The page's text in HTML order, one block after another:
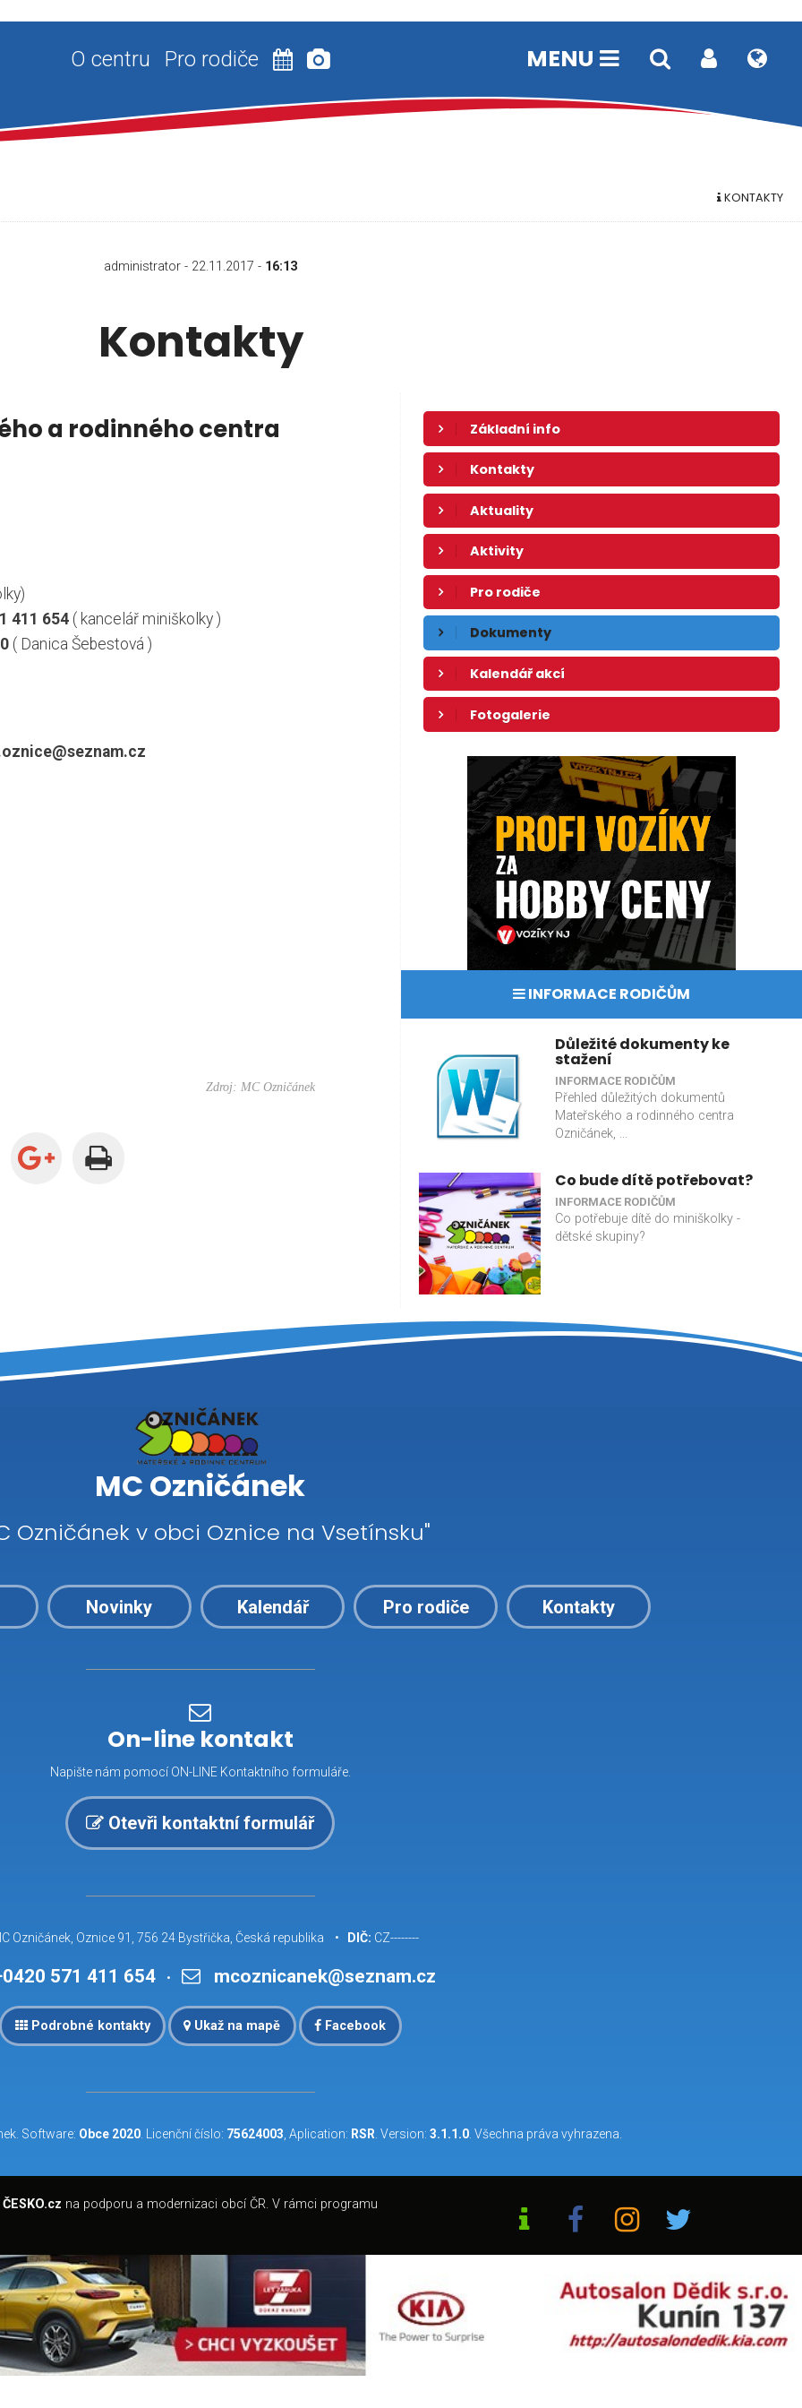
O centru Pro rodiče MENU
KONTAKTY
administrator - 22.11.2017 - 16:13
Kontakty
a rodinného centra
411 654( kancelář miniškolky )
( Danica Šebestová )
Zdroj: MC Ozničánek
Základní info
Kontakty
Aktuality
Aktivity
Pro rodiče
Dokumenty
Kalendář akcí
Fotogalerie
INFORMACE RODIČŮM
Důležité dokumenty ke
stažení
INFORMACE RODIČŮM
Přehled důležitých dokumentů
Mateřského a rodinného centra
Ozničánek, ...
Co bude dítě potřebovat?
INFORMACE RODIČŮM
Co potřebuje dítě do miniškolky -
dětské skupiny?
MC Ozničánek
Ozničánek v obci Oznice na Vsetínsku"
Novinky Kalendář Pro rodiče Kontakty
On-line kontakt
Napište nám pomocí ON-LINE Kontaktního formuláře.
Otevři kontaktní formulář
Ozničánek, Oznice 91, 756 24 Bystřička, Česká republika • DIČ: CZ--------
571 411 654 • mcoznicanek@seznam.cz
Podrobné kontakty Ukaž na mapě Facebook
. Software: Obce 2020. Licenční číslo: 75624003, Aplication: RSR. Version: 3.1.1.0. Všechna práva vyhrazena.
na podporu a modernizaci obcí ČR. V rámci programu